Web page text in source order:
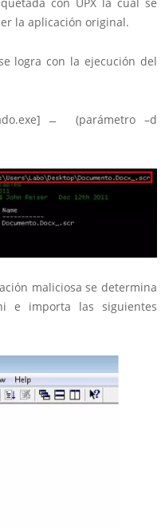
la aplicación original.
logra con la ejecución del
(parámetro –d
maliciosa se determina
e importa las siguientes